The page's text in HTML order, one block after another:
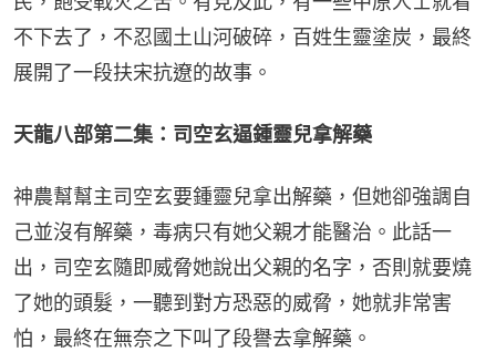
不下去了，不忍國土山河破碎，百姓生靈塗炭，最終
展開了一段扶宋抗遼的故事。
天龍八部第二集：司空玄逼鍾靈兒拿解藥
神農幫幫主司空玄要鍾靈兒拿出解藥，但她卻強調自
己並沒有解藥，毒病只有她父親才能醫治。此話一
出，司空玄隨即威脅她說出父親的名字，否則就要燒
了她的頭髮，一聽到對方恐惡的威脅，她就非常害
怕，最終在無奈之下叫了段譽去拿解藥。